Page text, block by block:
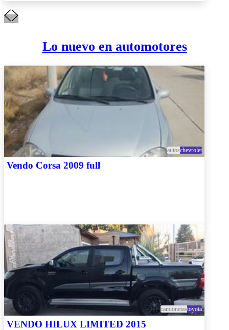
Lo nuevo en automotores
autoschevrolet
Vendo Corsa 2009 full
camionetastoyota
VENDO HILUX LIMITED 2015